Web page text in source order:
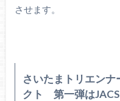
させます。
さいたまトリエン
クト 第一弾は